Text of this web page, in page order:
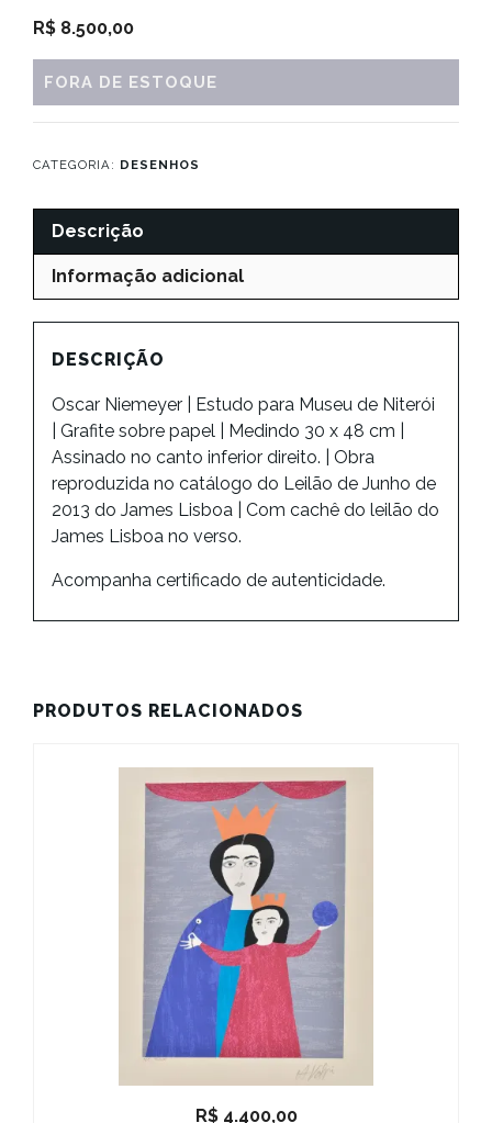
R$ 8.500,00
FORA DE ESTOQUE
CATEGORIA: DESENHOS
Descrição
Informação adicional
DESCRIÇÃO
Oscar Niemeyer | Estudo para Museu de Niterói
| Grafite sobre papel | Medindo 30 x 48 cm |
Assinado no canto inferior direito. | Obra
reproduzida no catálogo do Leilão de Junho de
2013 do James Lisboa | Com cachê do leilão do
James Lisboa no verso.
Acompanha certificado de autenticidade.
PRODUTOS RELACIONADOS
R$4.400,00